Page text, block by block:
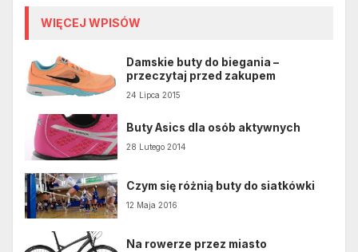
WIĘCEJ WPISÓW
Damskie buty do biegania –
przeczytaj przed zakupem
24 Lipca 2015
Buty Asics dla osób aktywnych
28 Lutego 2014
Czym się różnią buty do siatkówki
12 Maja 2016
Na rowerze przez miasto